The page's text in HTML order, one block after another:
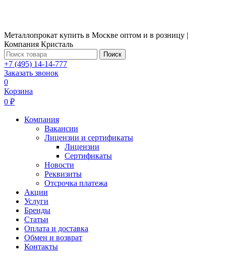
Металлопрокат купить в Москве оптом и в розницу |
Компания Кристаль
Поиск
+7 (495) 14-14-777
Заказать звонок
0
Корзина
0 ₽
Компания
Вакансии
Лицензии и сертификаты
Лицензии
Сертификаты
Новости
Реквизиты
Отсрочка платежа
Акции
Услуги
Бренды
Статьи
Оплата и доставка
Обмен и возврат
Контакты